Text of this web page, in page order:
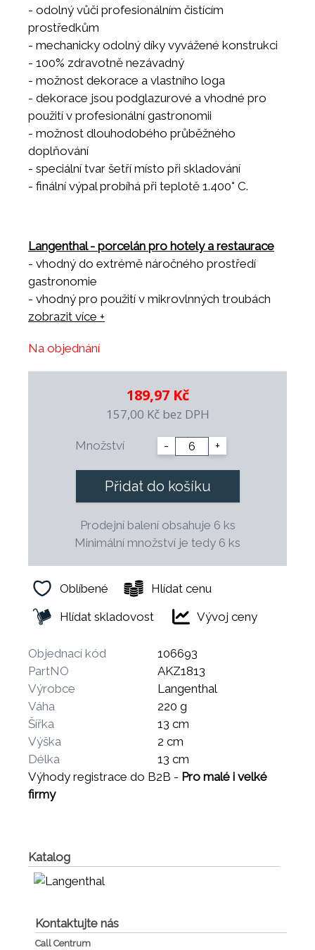
- odolný vůči profesionálním čistícím
prostředkům
- mechanicky odolný díky vyvážené konstrukci
- 100% zdravotně nezávadný
- možnost dekorace a vlastního loga
- dekorace jsou podglazurové a vhodné pro
použití v profesionální gastronomii
- možnost dlouhodobého průběžného
doplňování
- speciální tvar šetří místo při skladování
- finální výpal probíhá při teplotě 1.400° C.
Langenthal - porcelán pro hotely a restaurace
- vhodný do extrémě náročného prostředí
gastronomie
- vhodný pro použití v mikrovlnných troubách
- vhodný do všech myček nádobí
- odolný vůči profesionálním čistícím
prostředkům
- mechanicky odolný díky vyvážené konstrukci
- 100% zdravotně nezávadný
- možnost dekorace a vlastního loga
- dekorace jsou podglazurové a vhodné pro
použití v profesionální gastronomii
- finální výpal probíhá při teplotě 1.400° C.
zobrazit více +
Na objednání
189,97 Kč
157,00 Kč bez DPH
Množství - +
Přidat do košíku
Prodejní balení obsahuje 6 ks
Minimální množství je tedy 6 ks
Oblíbené
Hlídat cenu
Hlídat skladovost
Vývoj ceny
Objednací kód
106693
PartNO
AKZ1813
Výrobce
Langenthal
Váha
220 g
Šířka
13 cm
Výška
2 cm
Délka
13 cm
Výhody registrace do B2B - Pro malé i velké
firmy
Katalog
Kontaktujte nás
Call Centrum